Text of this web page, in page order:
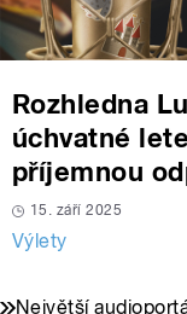
Rozhledna
úchvatné
příjemnou
15. září 2025
Výlety
Největší